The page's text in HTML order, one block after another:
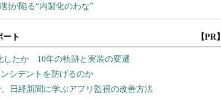
ート 【PR】
したか 10年の軌跡と実装の変遷
シデントを防げるのか
日経新聞に学ぶアプリ監視の改善方法